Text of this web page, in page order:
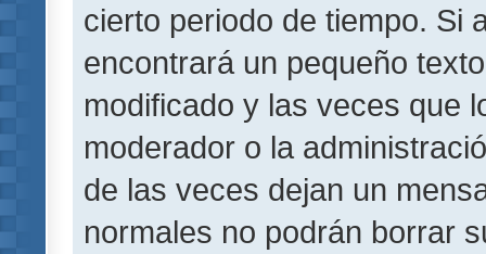
cierto periodo de tiempo. Si
encontrará un pequeño
modificado y las veces que
moderador o la
de las veces dejan un
normales no podrán borrar